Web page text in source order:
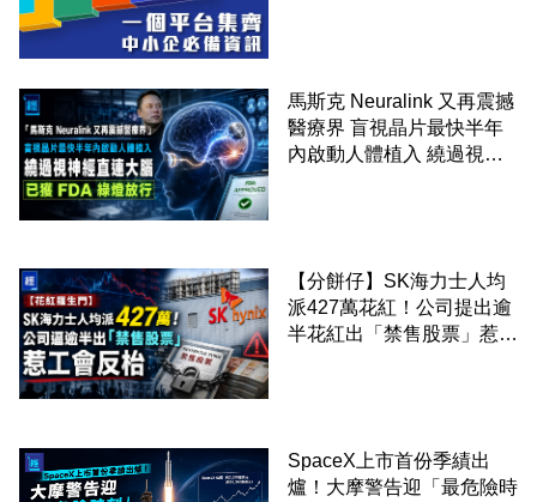
馬斯克 Neuralink 又再震撼
醫療界 盲視晶片最快半年
內啟動人體植入 繞過視神
【分餅仔】SK海力士人均
派427萬花紅！公司提出逾
半花紅出「禁售股票」惹工
SpaceX上市首份季績出
爐！大摩警告迎「最危險時